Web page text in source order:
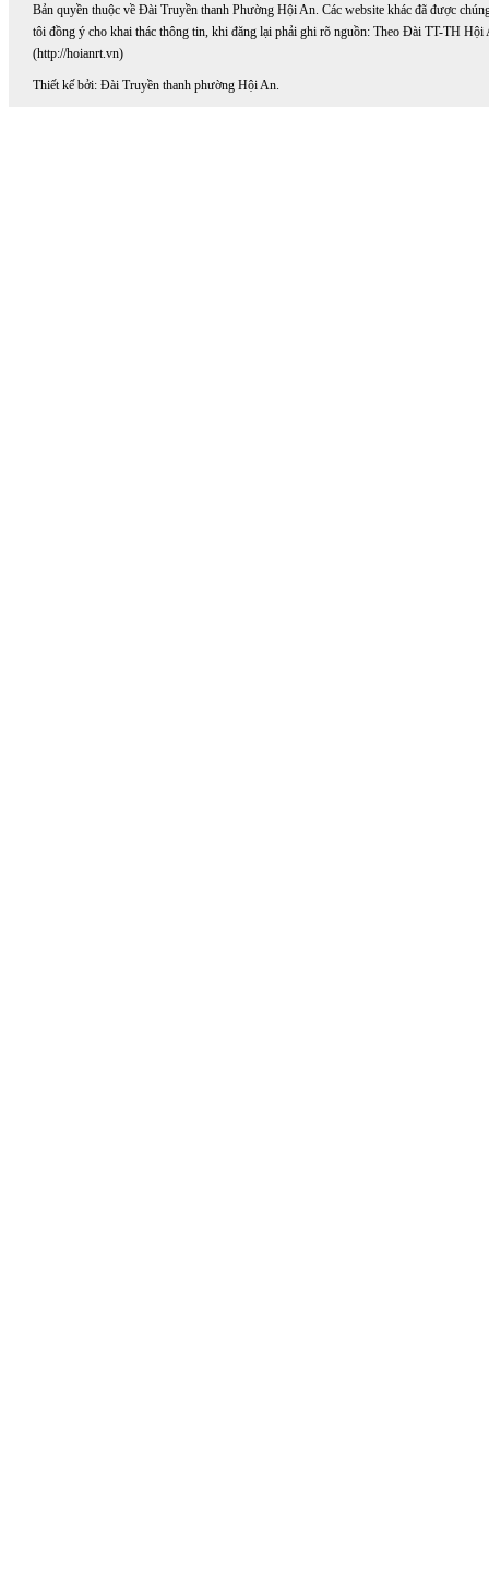
Bản quyền thuộc về Đài Truyền thanh Phường Hội An. Các website khác đã được
tôi đồng ý cho khai thác thông tin, khi đăng lại phải ghi rõ nguồn: Theo Đài TT-TH Hội
(http://hoianrt.vn)
Thiết kế bởi: Đài Truyền thanh phường Hội An.